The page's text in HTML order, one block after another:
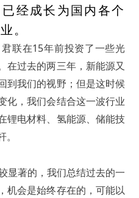
经成长为国内各个
。
联在15年前投资了一些光
在过去的两三年，新能源又
到我们的视野；但是这时候
化，我们会结合这一波行业
锂电材料、氢能源、储能技
显著的，我们总结过去的一
机会是始终存在的，可能以